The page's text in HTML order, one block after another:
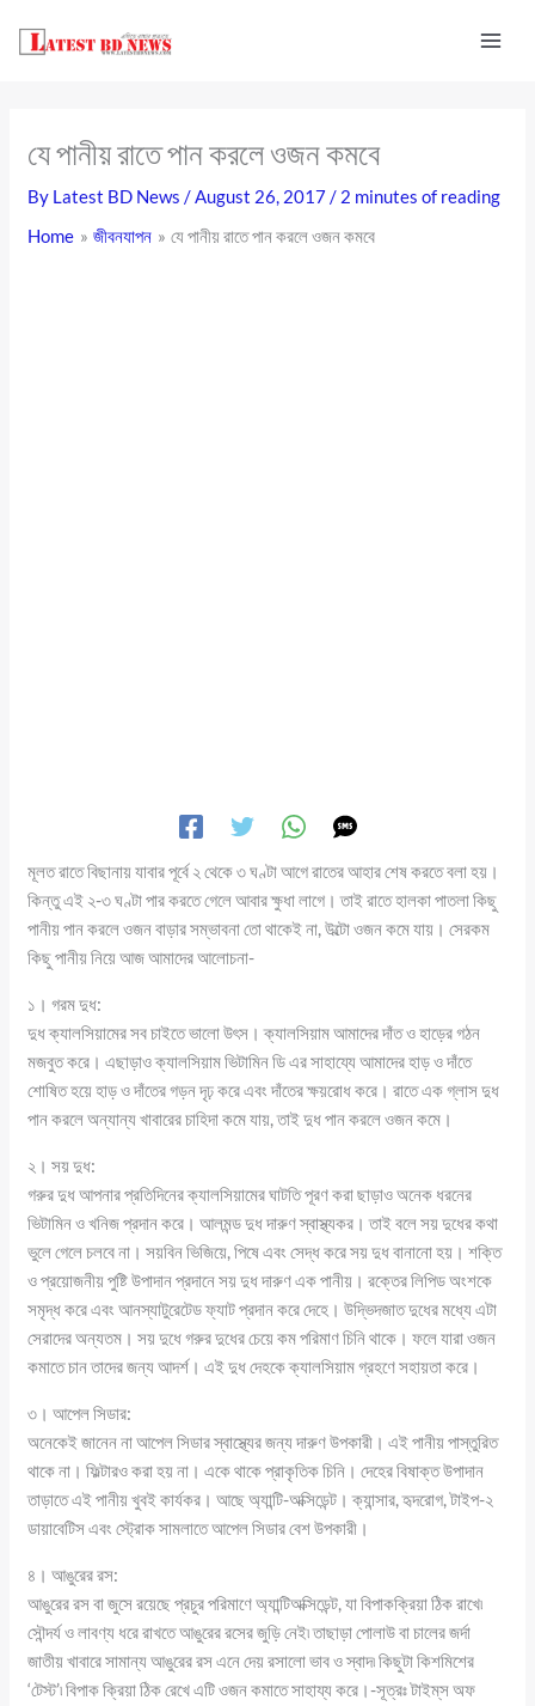
যে পানীয় রাতে পান করলে ওজন কমবে
By Latest BD News/August 26, 2017/ 2 minutes of reading
Home
জীবনযাপন যে পানীয় রাতে পান করলে ওজন কমবে
মূলত রাতে বিছানায় যাবার পূর্বে ২ থেকে ৩ ঘণ্টা আগে রাতের আহার শেষ করতে বলা হয়।
কিন্তু এই ২-৩ ঘণ্টা পার করতে গেলে আবার ক্ষুধা লাগে। তাই রাতে হালকা পাতলা কিছু
পানীয় পান করলে ওজন বাড়ার সম্ভাবনা তো থাকেই না, উল্টো ওজন কমে যায়। সেরকম
কিছু পানীয় নিয়ে আজ আমাদের আলোচনা-
১। গরম দুধ:
দুধ ক্যালসিয়ামের সব চাইতে ভালো উৎস। ক্যালসিয়াম আমাদের দাঁত ও হাড়ের গঠন
মজবুত করে। এছাড়াও ক্যালসিয়াম ভিটামিন ডি এর সাহায্যে আমাদের হাড় ও দাঁতে
শোষিত হয়ে হাড় ও দাঁতের গড়ন দৃঢ় করে এবং দাঁতের ক্ষয়রোধ করে। রাতে এক গ্লাস দুধ
পান করলে অন্যান্য খাবারের চাহিদা কমে যায়, তাই দুধ পান করলে ওজন কমে।
২। সয় দুধ:
গরুর দুধ আপনার প্রতিদিনের ক্যালসিয়ামের ঘাটতি পূরণ করা ছাড়াও অনেক ধরনের
ভিটামিন ও খনিজ প্রদান করে। আলমন্ড দুধ দারুণ স্বাস্থ্যকর। তাই বলে সয় দুধের কথা
ভুলে গেলে চলবে না। সয়বিন ভিজিয়ে, পিষে এবং সেদ্ধ করে সয় দুধ বানানো হয়। শক্তি
ও প্রয়োজনীয় পুষ্টি উপাদান প্রদানে সয় দুধ দারুণ এক পানীয়। রক্তের লিপিড অংশকে
সমৃদ্ধ করে এবং আনস্যাটুরেটেড ফ্যাট প্রদান করে দেহে। উদ্ভিদজাত দুধের মধ্যে এটা
সেরাদের অন্যতম। সয় দুধে গরুর দুধের চেয়ে কম পরিমাণ চিনি থাকে। ফলে যারা ওজন
কমাতে চান তাদের জন্য আদর্শ। এই দুধ দেহকে ক্যালসিয়াম গ্রহণে সহায়তা করে।
৩। আপেল সিডার:
অনেকেই জানেন না আপেল সিডার স্বাস্থ্যের জন্য দারুণ উপকারী। এই পানীয় পাস্তুরিত
থাকে না। ফিল্টারও করা হয় না। একে থাকে প্রাকৃতিক চিনি। দেহের বিষাক্ত উপাদান
তাড়াতে এই পানীয় খুবই কার্যকর। আছে অ্যান্টি-অক্সিডেন্ট। ক্যান্সার, হৃদরোগ, টাইপ-২
ডায়াবেটিস এবং স্ট্রোক সামলাতে আপেল সিডার বেশ উপকারী।
৪। আঙুরের রস:
আঙুরের রস বা জুসে রয়েছে প্রচুর পরিমাণে অ্যান্টিঅক্সিডেন্ট, যা বিপাকক্রিয়া ঠিক রাখে৷
সৌন্দর্য ও লাবণ্য ধরে রাখতে আঙুরের রসের জুড়ি নেই৷ তাছাড়া পোলাউ বা চালের জর্দা
জাতীয় খাবারে সামান্য আঙুরের রস এনে দেয় রসালো ভাব ও স্বাদ৷ কিছুটা কিশমিশের
‘টেস্ট’৷ বিপাক ক্রিয়া ঠিক রেখে এটি ওজন কমাতে সাহায্য করে।-সূত্রঃ টাইম্‌স অফ